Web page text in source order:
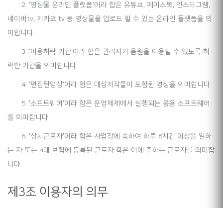
2. '영상물 온라인 플랫폼'이라 함은 유튜브, 페이스북, 인스타그램,
네이버tv, 카카오 tv 등 영상물을 업로드 할 수 있는 온라인 플랫폼을 의
미합니다.
3. '이용허락 기간'이라 함은 권리자가 음원을 이용할 수 있도록 허
락한 기간을 의미합니다.
4. '편집된영상'이라 함은 대상저작물이 포함된 영상을 의미합니다.
5. '소프트웨어'이라 함은 운영체제에서 실행되는 응용 소프트웨어
를 의미합니다.
6. '상시근로자'이라 함은 사업장에 속하여 하루 8시간 이상을 일하
는 자 또는 4대 보험에 등록된 근로자 혹은 이에 준하는 근로자를 의미합
니다.
제3조 이용자의 의무